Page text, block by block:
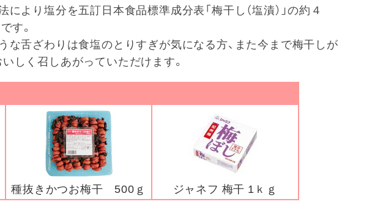
より塩分を五訂日本食品標準成分表「梅干し（塩漬）」の約４
す。
な舌ざわりは食塩のとりすぎが気になる方、また今まで梅干しが
しく召しあがっていただけます。
種抜きかつお梅干 500ｇ ジャネフ 梅干 1ｋｇ